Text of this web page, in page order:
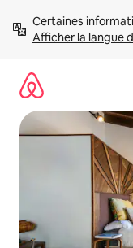
directement
Afficher la langue